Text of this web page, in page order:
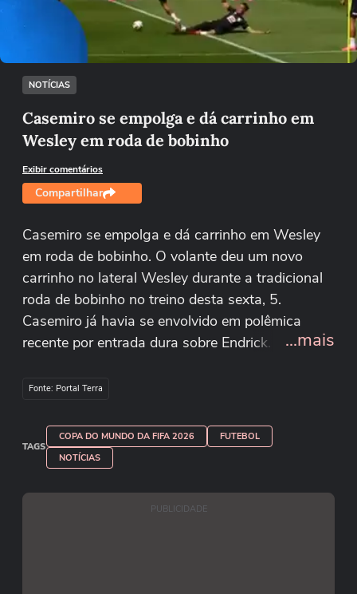
Tentar novamente
NOTÍCIAS
Casemiro se empolga e dá carrinho em
Wesley em roda de bobinho
Exibir comentários
Compartilhar
Casemiro se empolga e dá carrinho em Wesley
em roda de bobinho. O volante deu um novo
carrinho no lateral Wesley durante a tradicional
roda de bobinho no treino desta sexta, 5.
Casemiro já havia se envolvido em polêmica
recente por entrada dura sobre Endrick. A
último teste antes da Copa do Mundo.
...mais
Fonte: Portal Terra
TAGS
COPA DO MUNDO DA FIFA 2026
FUTEBOL
NOTÍCIAS
PUBLICIDADE